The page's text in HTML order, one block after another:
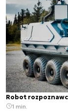
Robot
1 min.